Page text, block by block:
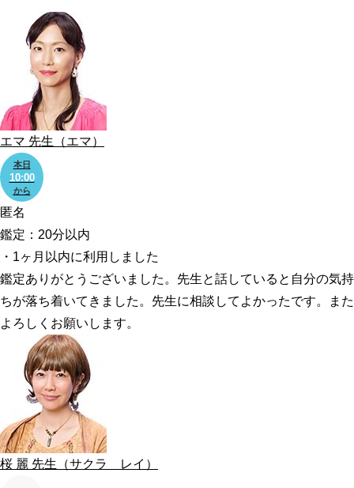
エマ 先生 （エマ）
本日
10:00
から
匿名
鑑定：20分以内
・1ヶ月以内に利用しました
鑑定ありがとうございました。先生と話していると自分の気持
ちが落ち着いてきました。先生に相談してよかったです。また
よろしくお願いします。
桜 麗 先生 （サクラ レイ）